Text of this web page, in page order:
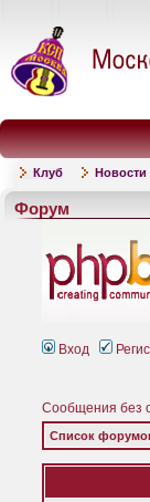
Клуб Новости
Форум
Вход
Сообщения без
Список